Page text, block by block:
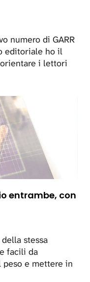
numero di GARR
editoriale ho il
i lettori
entrambe, con
stessa
facili da
e mettere in